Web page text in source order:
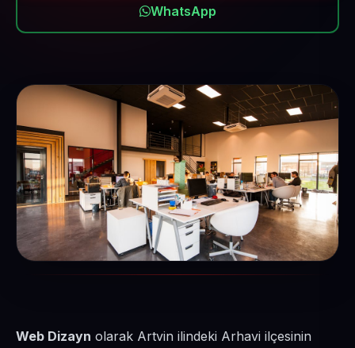
WhatsApp
Web Dizayn olarak Artvin ilindeki Arhavi ilçesinin